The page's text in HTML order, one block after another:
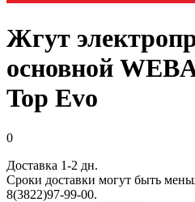
Жгут
основной
Top Evo
0
Доставка 1-2 дн.
Сроки доставки могут быть
8(3822)97-99-00.